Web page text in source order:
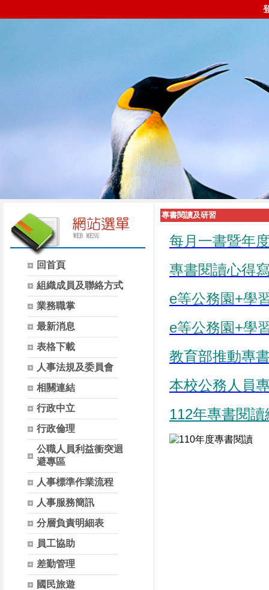
回首頁
組織成員及聯絡方式
業務職掌
最新消息
表格下載
人事法規及委員會
相關連結
行政中立
行政倫理
公職人員利益衝突迴
避專區
人事標準作業流程
人事服務簡訊
分層負責明細表
員工協助
差勤管理
國民旅遊
專書閱讀及研習
每月一書暨年
專書閱讀心得
e等公務園+學
e等公務園+學
教育部推動專
本校公務人員
112年專書閱